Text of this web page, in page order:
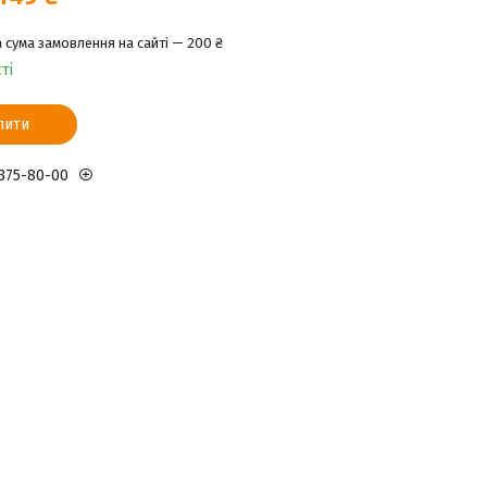
сума замовлення на сайті — 200 ₴
80-00